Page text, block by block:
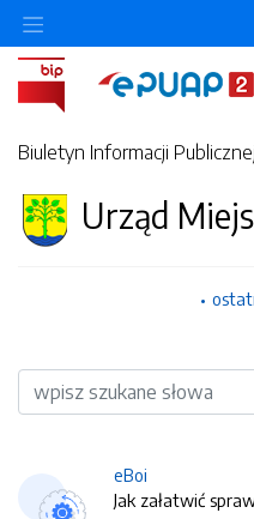
Biuletyn Informacji Publicznej
Urząd
Wyszukiwarka
eBoi
Jak załatwić